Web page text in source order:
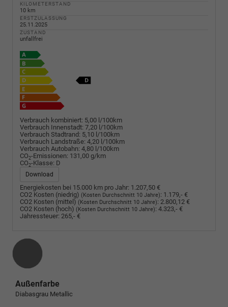
KILOMETERSTAND
10 km
ERSTZULASSUNG
25.11.2025
ZUSTAND
unfallfrei
Verbrauch kombiniert: 5,00 l/100km
Verbrauch Innenstadt: 7,20 l/100km
Verbrauch Stadtrand: 5,10 l/100km
Verbrauch Landstraße: 4,20 l/100km
Verbrauch Autobahn: 4,80 l/100km
CO2-Emissionen: 131,00 g/km
CO2-Klasse: D
Download
Energiekosten bei 15.000 km pro Jahr: 1.207,50 €
CO2 Kosten (niedrig) (Kosten Durchschnitt 10 Jahre): 1.179,- €
CO2 Kosten (mittel) (Kosten Durchschnitt 10 Jahre): 2.800,12 €
CO2 Kosten (hoch) (Kosten Durchschnitt 10 Jahre): 4.323,- €
Jahressteuer: 265,- €
Außenfarbe
Diabasgrau Metallic